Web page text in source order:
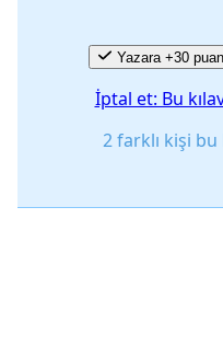
Yazara +30
İptal et: Bu
2 farklı kişi bu